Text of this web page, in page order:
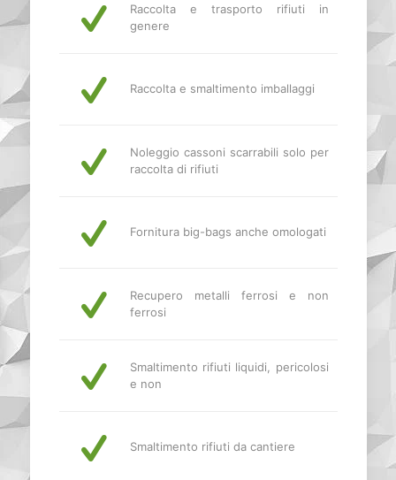
Raccolta e trasporto rifiuti in
genere
Raccolta e smaltimento imballaggi
Noleggio cassoni scarrabili solo per
raccolta di rifiuti
Fornitura big-bags anche omologati
Recupero metalli ferrosi e non
ferrosi
Smaltimento rifiuti liquidi, pericolosi
e non
Smaltimento rifiuti da cantiere